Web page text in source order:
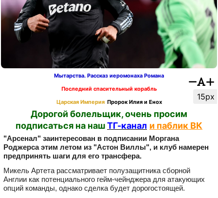
15px
Мытарства. Рассказ иеромонаха Романа
Последний спасительный корабль
Царская Империя Пророк Илия и Енох
Дорогой болельщик, очень просим
подписаться на нашТГ-канал и паблик ВК
"Арсенал" заинтересован в подписании Моргана
Роджерса этим летом из "Астон Виллы", и клуб намерен
предпринять шаги для его трансфера.
Микель Артета рассматривает полузащитника сборной
Англии как потенциального гейм‑чейнджера для атакующих
опций команды, однако сделка будет дорогостоящей.